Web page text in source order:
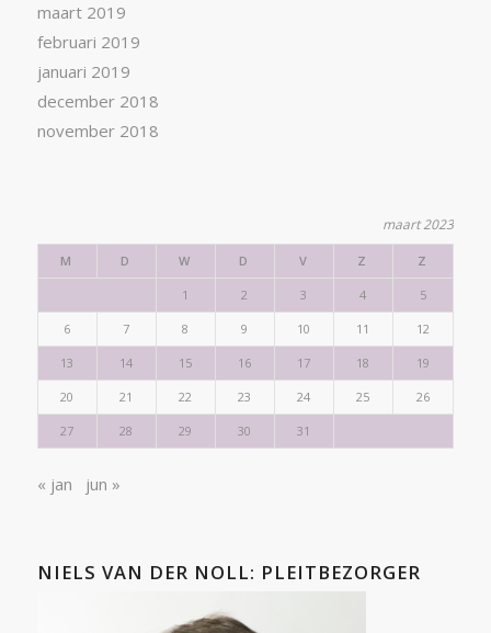
maart 2019
februari 2019
januari 2019
december 2018
november 2018
maart 2023
M D W D V Z Z
1 2 3 4 5
6 7 8 9 10 11 12
13 14 15 16 17 18 19
20 21 22 23 24 25 26
27 28 29 30 31
« jan jun »
NIELS VAN DER NOLL: PLEITBEZORGER